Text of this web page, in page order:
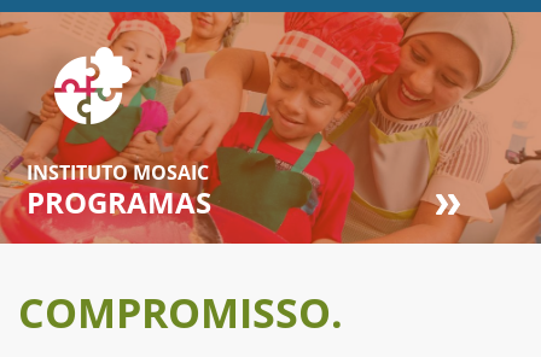
INSTITUTO MOSAIC
PROGRAMAS
COMPROMISSO.